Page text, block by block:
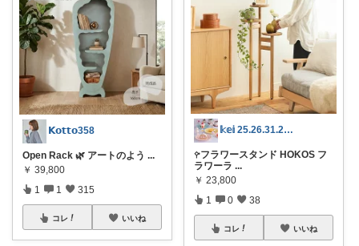
𝗞𝗼𝘁𝘁𝗼358
Open Rack 🌿 アートのよう ...
￥ 39,800
1 1 315
コレ いいね
𝕜𝕖𝕚 25.26.31.2日💓
𖧤フラワースタンド HOKOS フ
ラワーラ ...
￥ 23,800
1 0 38
コレ いいね